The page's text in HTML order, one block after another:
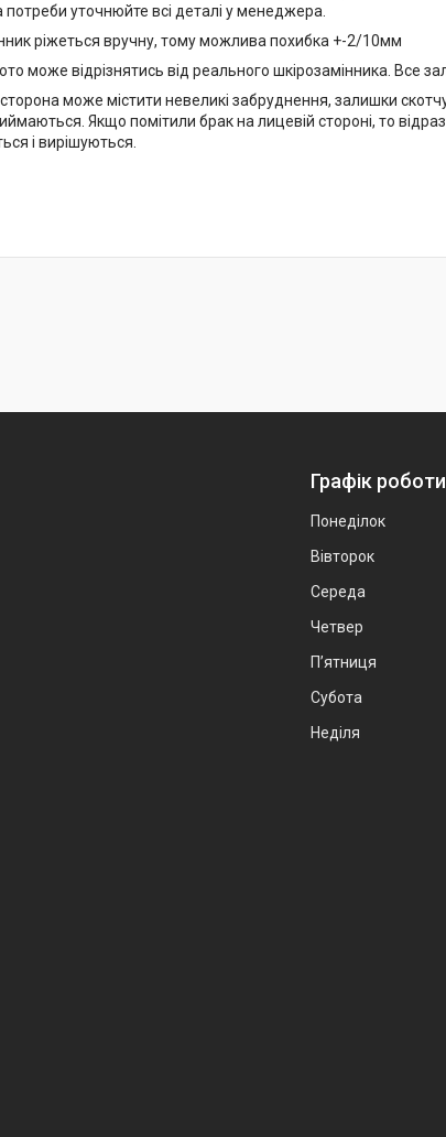
потреби уточнюйте всі деталі у менеджера.
ріжеться вручну, тому можлива похибка +-2/10мм
може відрізнятись від реального шкірозамінника. Все
сторона може містити невеликі забруднення, залишки
Якщо помітили брак на лицевій стороні, то
і вирішуються.
Графік роботи
Понеділок
Вівторок
Середа
Четвер
Пʼятниця
Субота
Неділя